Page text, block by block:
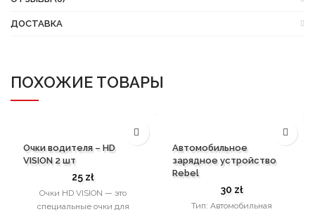
ДОСТАВКА
ПОХОЖИЕ ТОВАРЫ
Очки водителя – HD
VISION 2 шт
25 zł
Очки HD VISION — это
специальные очки для
Автомобильное
зарядное устройство
Rebel
30 zł
Тип: Автомобильная